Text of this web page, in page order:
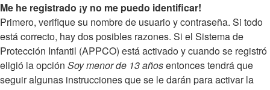
Me he registrado ¡y no me puedo identificar!
Primero, verifique su nombre de usuario y contraseña. Si todo
está correcto, hay dos posibles razones. Si el Sistema de
Protección Infantil (APPCO) está activado y cuando se registró
eligió la opción Soy menor de 13 añosentonces tendrá que
seguir algunas instrucciones que se le darán para activar la